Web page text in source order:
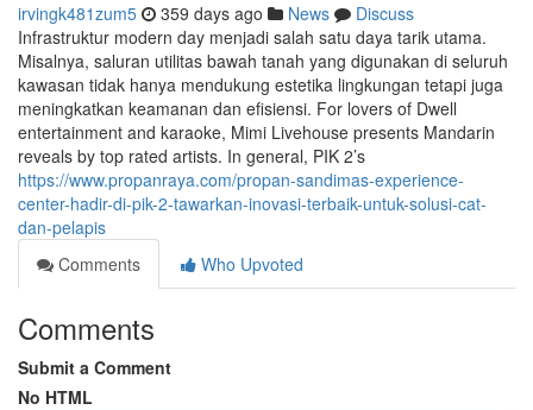
irvingk481zum5 359 days ago News
Discuss
Infrastruktur modern day menjadi salah satu daya tarik utama.
Misalnya, saluran utilitas bawah tanah yang digunakan di seluruh
kawasan tidak hanya mendukung estetika lingkungan tetapi juga
meningkatkan keamanan dan efisiensi. For lovers of Dwell
entertainment and karaoke, Mimi Livehouse presents Mandarin
reveals by top rated artists. In general, PIK 2’s
https://www.propanraya.com/propan-sandimas-experience-
center-hadir-di-pik-2-tawarkan-inovasi-terbaik-untuk-solusi-cat-
dan-pelapis
Comments
Who Upvoted
Comments
Submit a Comment
No HTML